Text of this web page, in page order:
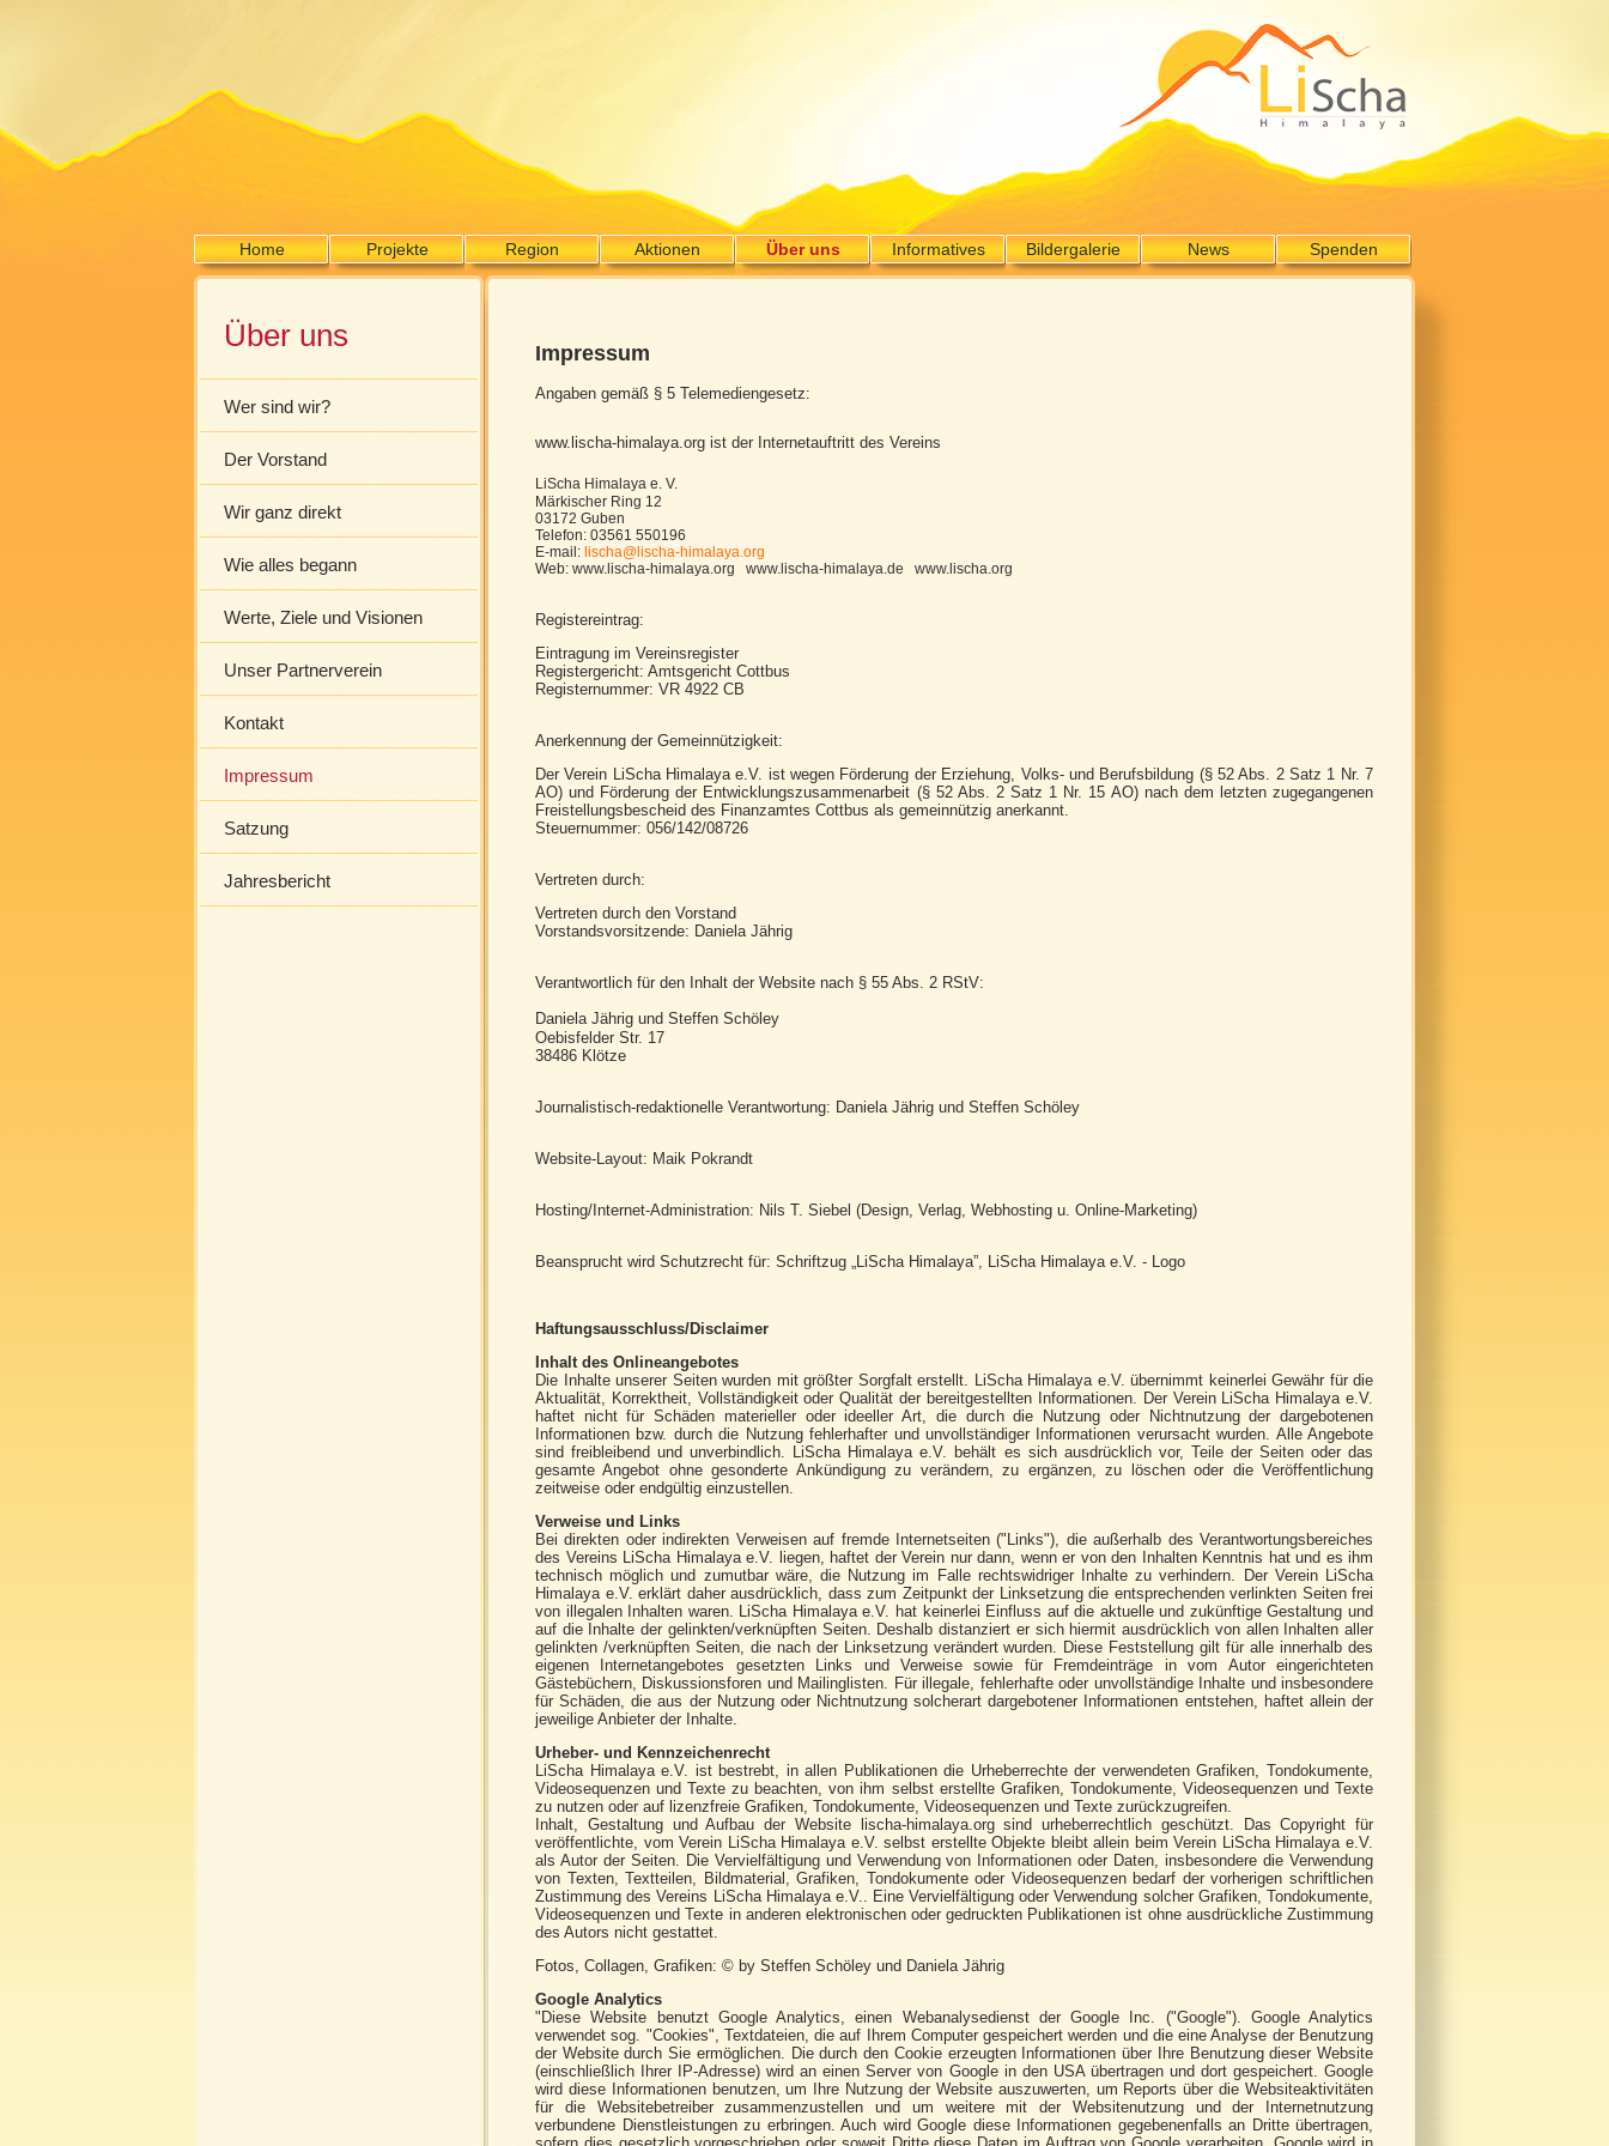
Home Projekte Region Aktionen Über uns Informatives Bildergalerie News Spenden
Über uns
Wer sind wir?
Der Vorstand
Wir ganz direkt
Wie alles begann
Werte, Ziele und Visionen
Unser Partnerverein
Kontakt
Impressum
Satzung
Jahresbericht
Impressum
Angaben gemäß § 5 Telemediengesetz:
www.lischa-himalaya.org ist der Internetauftritt des Vereins
LiScha Himalaya e. V.
Märkischer Ring 12
03172 Guben
Telefon: 03561 550196
E-mail: lischa@lischa-himalaya.org
Web: www.lischa-himalaya.org www.lischa-himalaya.de www.lischa.org
Registereintrag:
Eintragung im Vereinsregister
Registergericht: Amtsgericht Cottbus
Registernummer: VR 4922 CB
Anerkennung der Gemeinnützigkeit:
Der Verein LiScha Himalaya e.V. ist wegen Förderung der Erziehung, Volks- und Berufsbildung (§ 52 Abs. 2 Satz 1 Nr. 7
AO) und Förderung der Entwicklungszusammenarbeit (§ 52 Abs. 2 Satz 1 Nr. 15 AO) nach dem letzten zugegangenen
Freistellungsbescheid des Finanzamtes Cottbus als gemeinnützig anerkannt.
Steuernummer: 056/142/08726
Vertreten durch:
Vertreten durch den Vorstand
Vorstandsvorsitzende: Daniela Jährig
Verantwortlich für den Inhalt der Website nach § 55 Abs. 2 RStV:
Daniela Jährig und Steffen Schöley
Oebisfelder Str. 17
38486 Klötze
Journalistisch-redaktionelle Verantwortung: Daniela Jährig und Steffen Schöley
Website-Layout: Maik Pokrandt
Hosting/Internet-Administration: Nils T. Siebel (Design, Verlag, Webhosting u. Online-Marketing)
Beansprucht wird Schutzrecht für: Schriftzug „LiScha Himalaya”, LiScha Himalaya e.V. - Logo
Haftungsausschluss/Disclaimer
Inhalt des Onlineangebotes
Die Inhalte unserer Seiten wurden mit größter Sorgfalt erstellt. LiScha Himalaya e.V. übernimmt keinerlei Gewähr für die
Aktualität, Korrektheit, Vollständigkeit oder Qualität der bereitgestellten Informationen. Der Verein LiScha Himalaya e.V.
haftet nicht für Schäden materieller oder ideeller Art, die durch die Nutzung oder Nichtnutzung der dargebotenen
Informationen bzw. durch die Nutzung fehlerhafter und unvollständiger Informationen verursacht wurden. Alle Angebote
sind freibleibend und unverbindlich. LiScha Himalaya e.V. behält es sich ausdrücklich vor, Teile der Seiten oder das
gesamte Angebot ohne gesonderte Ankündigung zu verändern, zu ergänzen, zu löschen oder die Veröffentlichung
zeitweise oder endgültig einzustellen.
Verweise und Links
Bei direkten oder indirekten Verweisen auf fremde Internetseiten ("Links"), die außerhalb des Verantwortungsbereiches
des Vereins LiScha Himalaya e.V. liegen, haftet der Verein nur dann, wenn er von den Inhalten Kenntnis hat und es ihm
technisch möglich und zumutbar wäre, die Nutzung im Falle rechtswidriger Inhalte zu verhindern. Der Verein LiScha
Himalaya e.V. erklärt daher ausdrücklich, dass zum Zeitpunkt der Linksetzung die entsprechenden verlinkten Seiten frei
von illegalen Inhalten waren. LiScha Himalaya e.V. hat keinerlei Einfluss auf die aktuelle und zukünftige Gestaltung und
auf die Inhalte der gelinkten/verknüpften Seiten. Deshalb distanziert er sich hiermit ausdrücklich von allen Inhalten aller
gelinkten /verknüpften Seiten, die nach der Linksetzung verändert wurden. Diese Feststellung gilt für alle innerhalb des
eigenen Internetangebotes gesetzten Links und Verweise sowie für Fremdeinträge in vom Autor eingerichteten
Gästebüchern, Diskussionsforen und Mailinglisten. Für illegale, fehlerhafte oder unvollständige Inhalte und insbesondere
für Schäden, die aus der Nutzung oder Nichtnutzung solcherart dargebotener Informationen entstehen, haftet allein der
jeweilige Anbieter der Inhalte.
Urheber- und Kennzeichenrecht
LiScha Himalaya e.V. ist bestrebt, in allen Publikationen die Urheberrechte der verwendeten Grafiken, Tondokumente,
Videosequenzen und Texte zu beachten, von ihm selbst erstellte Grafiken, Tondokumente, Videosequenzen und Texte
zu nutzen oder auf lizenzfreie Grafiken, Tondokumente, Videosequenzen und Texte zurückzugreifen.
Inhalt, Gestaltung und Aufbau der Website lischa-himalaya.org sind urheberrechtlich geschützt. Das Copyright für
veröffentlichte, vom Verein LiScha Himalaya e.V. selbst erstellte Objekte bleibt allein beim Verein LiScha Himalaya e.V.
als Autor der Seiten. Die Vervielfältigung und Verwendung von Informationen oder Daten, insbesondere die Verwendung
von Texten, Textteilen, Bildmaterial, Grafiken, Tondokumente oder Videosequenzen bedarf der vorherigen schriftlichen
Zustimmung des Vereins LiScha Himalaya e.V.. Eine Vervielfältigung oder Verwendung solcher Grafiken, Tondokumente,
Videosequenzen und Texte in anderen elektronischen oder gedruckten Publikationen ist ohne ausdrückliche Zustimmung
des Autors nicht gestattet.
Fotos, Collagen, Grafiken: © by Steffen Schöley und Daniela Jährig
Google Analytics
"Diese Website benutzt Google Analytics, einen Webanalysedienst der Google Inc. ("Google"). Google Analytics
verwendet sog. "Cookies", Textdateien, die auf Ihrem Computer gespeichert werden und die eine Analyse der Benutzung
der Website durch Sie ermöglichen. Die durch den Cookie erzeugten Informationen über Ihre Benutzung dieser Website
(einschließlich Ihrer IP-Adresse) wird an einen Server von Google in den USA übertragen und dort gespeichert. Google
wird diese Informationen benutzen, um Ihre Nutzung der Website auszuwerten, um Reports über die Websiteaktivitäten
für die Websitebetreiber zusammenzustellen und um weitere mit der Websitenutzung und der Internetnutzung
verbundene Dienstleistungen zu erbringen. Auch wird Google diese Informationen gegebenenfalls an Dritte übertragen,